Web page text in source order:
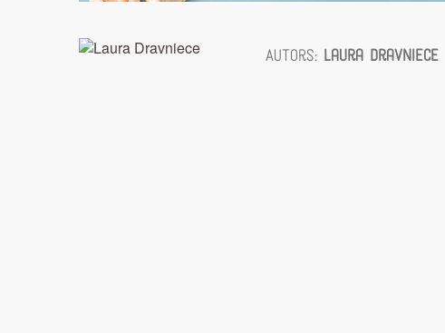
Autors: Laura Dravniece